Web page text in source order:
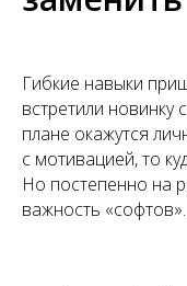
Гибкие навыки
встретили новинку
плане окажутся
с мотивацией, то
Но постепенно на
важность «софтов».